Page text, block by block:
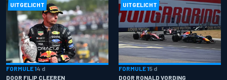
UITGELICHT
FORMULE 14 d
DOOR FILIP CLEEREN
UITGELICHT
FORMULE 15 d
DOOR RONALD VORDING